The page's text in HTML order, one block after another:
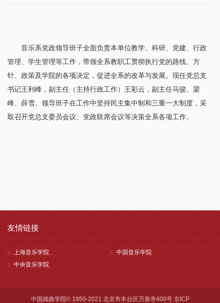
音乐系党政领导班子全面负责本单位教学、科研、党建、行政
管理、学生管理等工作，带领全系教职工贯彻执行党的路线、方
针、政策及学院的各项决定，促进全系的改革与发展。现任党总支
书记王利峰，副主任（主持行政工作）王彩云，副主任马骏、梁
峰、薛雪。领导班子在工作中坚持民主集中制和三重一大制度，采
取召开党总支委员会议、党政联席会议等决策全系各项工作。
友情链接
上海音乐学院
中国音乐学院
中央音乐学院
中国戏曲学院© 1950-2021 北京市丰台区万泉寺400号 京ICP